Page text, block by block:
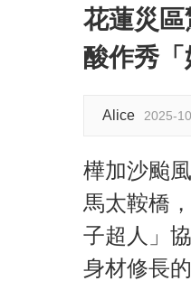
花蓮災
酸作秀「
Alice 2025-
樺加沙颱
馬太鞍橋
子超人」
身材修長